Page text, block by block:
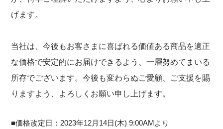
げます。
当社は、今後もお客さまに喜ばれる価値ある商品を適正
な価格で安定的にお届けできるよう、一層努めてまいる
所存でございます。今後も変わらぬご愛顧、ご支援を賜
りますよう、よろしくお願い申し上げます。
■価格改定日：2023年12月14日(木) 9:00AMより